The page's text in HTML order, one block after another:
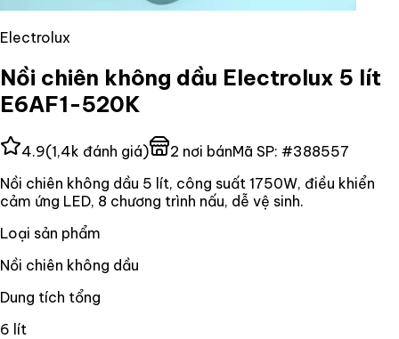
Electrolux
Nồi chiên không dầu Electrolux 5 lít
E6AF1-520K
4.9(1,4k đánh giá) 2 nơi bánMã SP: #388557
Nồi chiên không dầu 5 lít, công suất 1750W, điều khiển
cảm ứng LED, 8 chương trình nấu, dễ vệ sinh.
Loại sản phẩm
Nồi chiên không dầu
Dung tích tổng
6 lít